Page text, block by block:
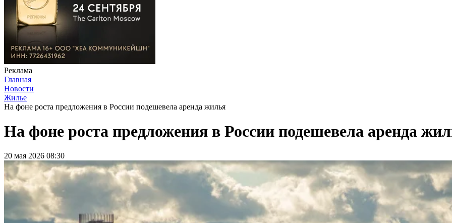
Реклама
Главная
Новости
Жилье
На фоне роста предложения в России подешевела аренда жилья
На фоне роста предложения в России подешевела аренда
20 мая 2026 08:30